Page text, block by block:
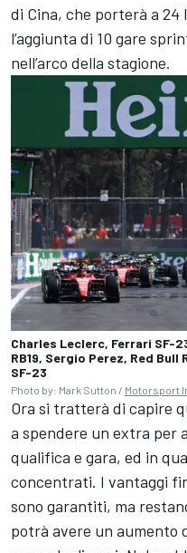
di Cina, che porterà a 24
l’aggiunta di 10 gare
nell’arco della stagione.
Charles Leclerc, Ferrari SF-
RB19, Sergio Perez, Red Bull
SF-23
Photo by: Mark Sutton / Motorsport
Ora si tratterà di capire
a spendere un extra per
qualifica e gara, ed in
concentrati. I vantaggi
sono garantiti, ma
potrà avere un aumento